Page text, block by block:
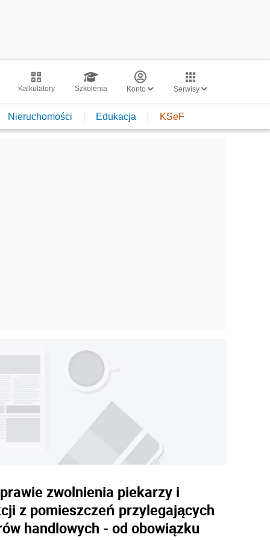
Kalkulatory Szkolenia Konto Serwisy
Nieruchomości Edukacja KSeF
zwolnienia piekarzy i
z pomieszczeń przylegających
handlowych - od obowiązku